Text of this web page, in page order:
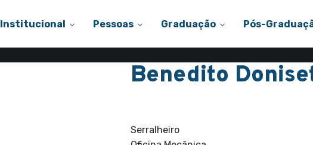
Institucional Pessoas Graduação Pós-
Benedito
Serralheiro